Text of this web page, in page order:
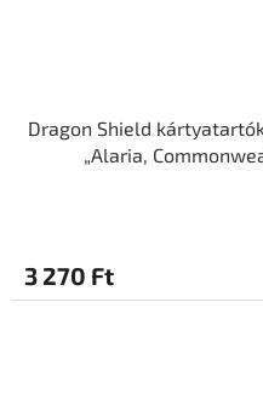
Dragon Shield
„Alaria,
3 270 Ft